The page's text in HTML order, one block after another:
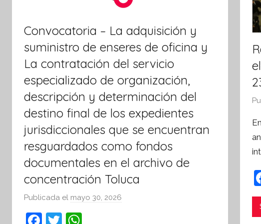
Convocatoria – La adquisición y
suministro de enseres de oficina y
La contratación del servicio
especializado de organización,
descripción y determinación del
destino final de los expedientes
jurisdiccionales que se encuentran
resguardados como fondos
documentales en el archivo de
concentración Toluca
Publicada el mayo 30, 2026